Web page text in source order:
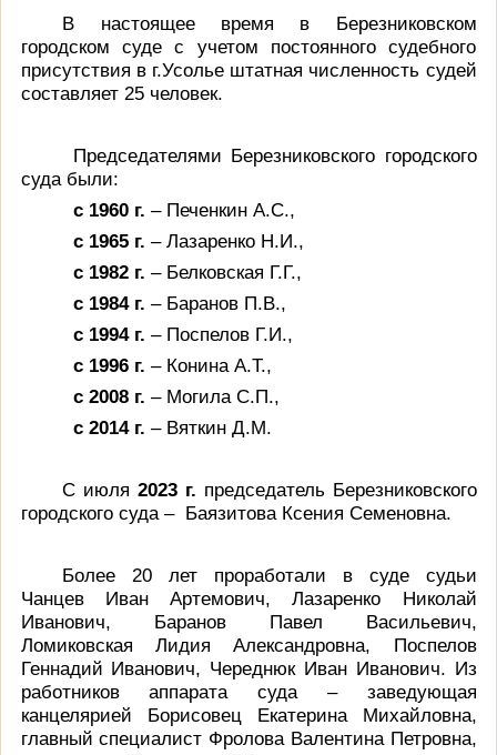
В настоящее время в Березниковском
городском суде с учетом постоянного судебного
присутствия в г.Усолье штатная численность судей
составляет 25 человек.
Председателями Березниковского городского
суда были:
с 1960 г. – Печенкин А.С.,
с 1965 г. – Лазаренко Н.И.,
с 1982 г. – Белковская Г.Г.,
с 1984 г. – Баранов П.В.,
с 1994 г. – Поспелов Г.И.,
с 1996 г. – Конина А.Т.,
с 2008 г. – Могила С.П.,
с 2014 г. – Вяткин Д.М.
С июля 2023 г. председатель Березниковского
городского суда – Баязитова Ксения Семеновна.
Более 20 лет проработали в суде судьи
Чанцев Иван Артемович, Лазаренко Николай
Иванович, Баранов Павел Васильевич,
Ломиковская Лидия Александровна, Поспелов
Геннадий Иванович, Череднюк Иван Иванович. Из
работников аппарата суда – заведующая
канцелярией Борисовец Екатерина Михайловна,
главный специалист Фролова Валентина Петровна,